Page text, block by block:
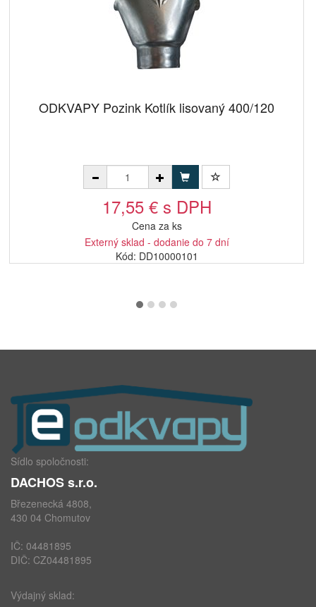
ODKVAPY Pozink Kotlík lisovaný 400/120
17,55 € s DPH
Cena za ks
Externý sklad - dodanie do 7 dní
Kód: DD10000101
Sídlo spoločnosti:
DACHOS s.r.o.
Březenecká 4808,
430 04 Chomutov
IČ: 04481895
DIČ: CZ04481895
Výdajný sklad: